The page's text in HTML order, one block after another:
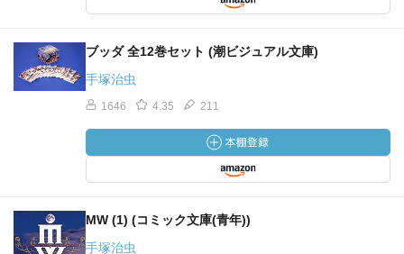
ブッダ 全12巻セット (潮ビジュアル文庫)
手塚治虫
1646 4.35 211
MW (1) (コミック文庫(青年))
手塚治虫